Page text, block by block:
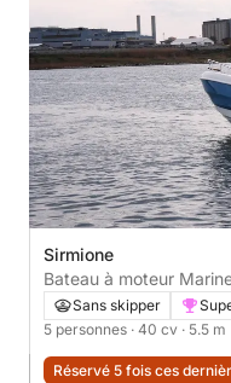
Sirmione
Sans skipper
5 personnes · 40 cv · 5.5 m
Réservé 5 fois ces